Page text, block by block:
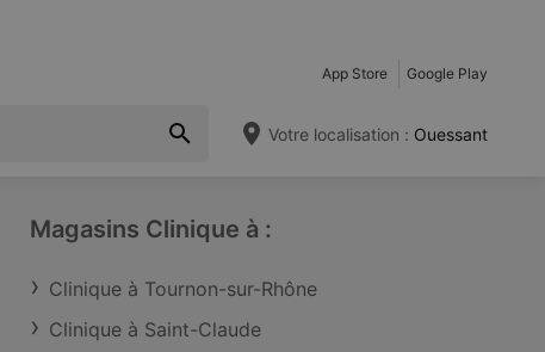
App Store Google Play
Votre localisation : Ouessant
Magasins Clinique à :
Clinique à Tournon-sur-Rhône
Clinique à Saint-Claude